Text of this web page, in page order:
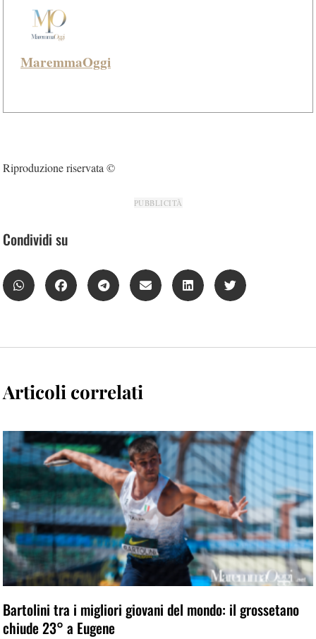
MaremmaOggi
Riproduzione riservata ©
PUBBLICITÀ
Condividi su
Articoli correlati
Bartolini tra i migliori giovani del mondo: il grossetano
chiude 23° a Eugene